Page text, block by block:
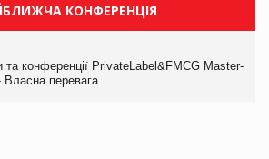
КОНФЕРЕНЦІЯ
та конференції PrivateLabel&FMCG Master-
перевага